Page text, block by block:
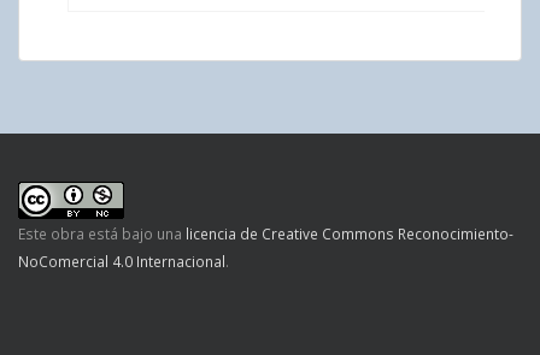
Este obra está bajo una licencia de Creative Commons Reconocimiento-
NoComercial 4.0 Internacional.